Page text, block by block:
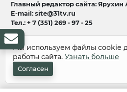
Главный редактор сайта:
E-mail: site@31tv.ru
Тел.: + 7 (351) 269 - 97 - 25
18+
© 2008-2026 Все права защищены
разработка и продвижение:
Мы используем файлы cookie
работы сайта. Узнать больше
Согласен